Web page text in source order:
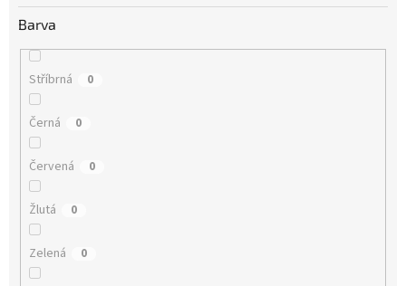
Barva
Stříbrná 0
Černá 0
Červená 0
Žlutá 0
Zelená 0